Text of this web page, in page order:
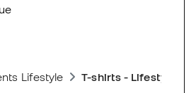
Lifestyle T-shirts - Lifestyle